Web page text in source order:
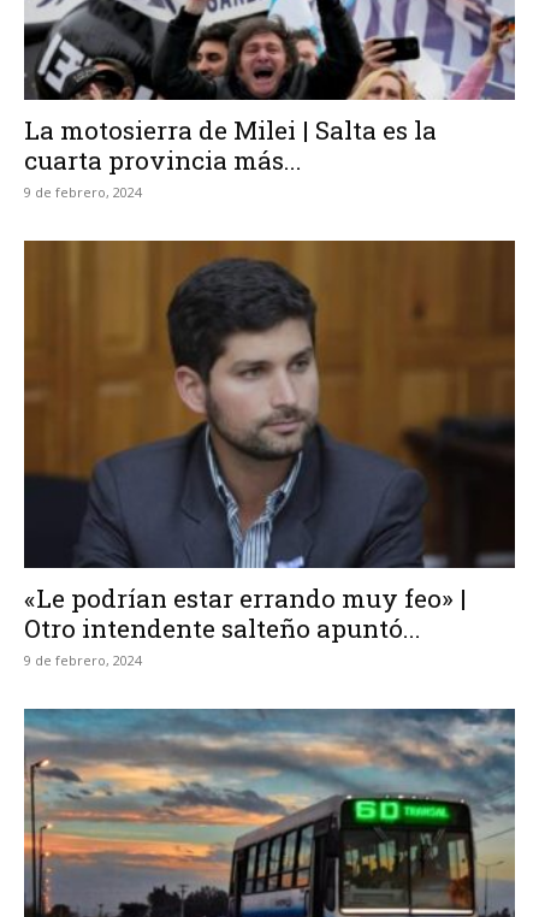
La motosierra de Milei | Salta es la
cuarta provincia más...
9 de febrero, 2024
«Le podrían estar errando muy feo» |
Otro intendente salteño apuntó...
9 de febrero, 2024